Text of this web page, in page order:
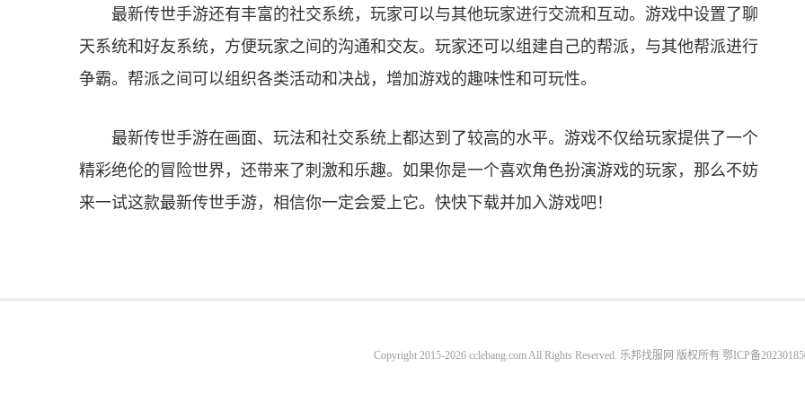
最新传世手游还有丰富的社交系统，玩家可以与其他玩家进行交流和互动。游戏中设置了聊
天系统和好友系统，方便玩家之间的沟通和交友。玩家还可以组建自己的帮派，与其他帮派进行
争霸。帮派之间可以组织各类活动和决战，增加游戏的趣味性和可玩性。
最新传世手游在画面、玩法和社交系统上都达到了较高的水平。游戏不仅给玩家提供了一个
精彩绝伦的冒险世界，还带来了刺激和乐趣。如果你是一个喜欢角色扮演游戏的玩家，那么不妨
来一试这款最新传世手游，相信你一定会爱上它。快快下载并加入游戏吧！
Copyright 2015-2026 cclebang.com All Rights Reserved. 乐邦找服网 版权所有 鄂ICP备